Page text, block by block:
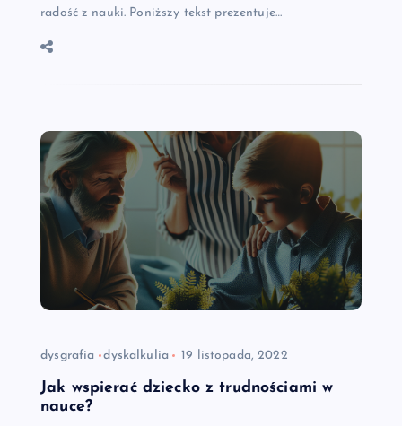
radość z nauki. Poniższy tekst prezentuje…
dysgrafia dyskalkulia 19 listopada, 2022
Jak wspierać dziecko z trudnościami w
nauce?